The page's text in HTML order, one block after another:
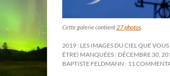
Cette galerie contient27 photos.
2019 : LES IMAGES DU CIEL QUE VOUS
ÊTRE) MANQUÉES DÉCEMBRE 30,
BAPTISTE FELDMANN
11